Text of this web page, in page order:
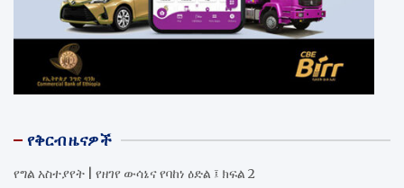
የቅርብ ዜናዎች
የግል አስተያየት | የዘገየ ውሳኔና የባከነ ዕድል ፤ ክፍል 2